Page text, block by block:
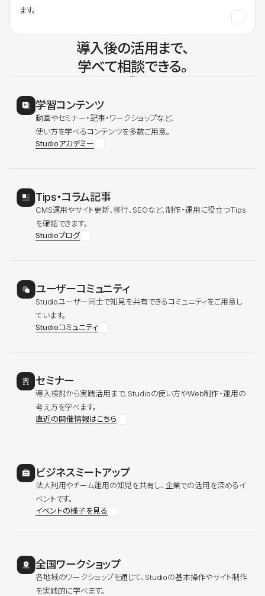
ます。
導入後の活用まで、
学べて相談できる。
学習コンテンツ
動画やセミナー・記事・ワークショップなど、
使い方を学べるコンテンツを多数ご用意。
Studioアカデミー
Tips・コラム記事
CMS運用やサイト更新、移行、SEOなど、制作・運用に役立つTips
を確認できます。
Studioブログ
ユーザーコミュニティ
Studioユーザー同士で知見を共有できるコミュニティをご用意し
ています。
Studioコミュニティ
セミナー
導入検討から実践活用まで、Studioの使い方やWeb制作・運用の
考え方を学べます。
直近の開催情報はこちら
ビジネスミートアップ
法人利用やチーム運用の知見を共有し、企業での活用を深めるイ
ベントです。
イベントの様子を見る
全国ワークショップ
各地域のワークショップを通じて、Studioの基本操作やサイト制作
を実践的に学べます。